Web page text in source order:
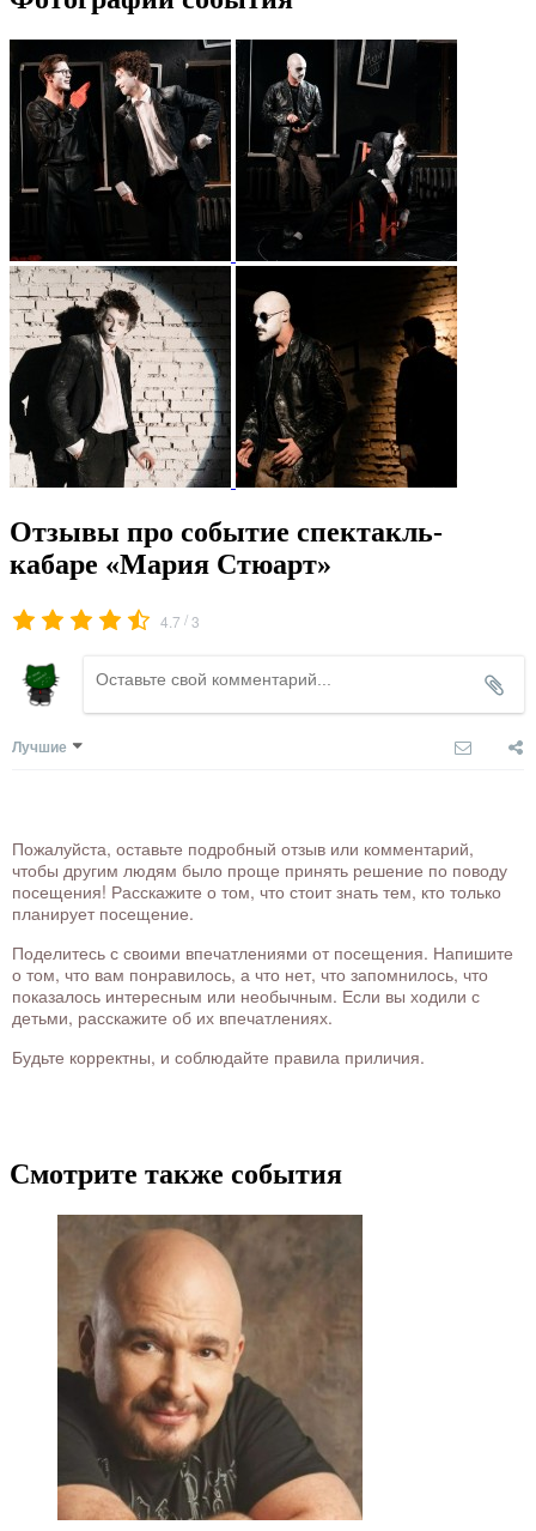
Отзывы про событие спектакль-
кабаре «Мария Стюарт»
4.7 /3
Лучшие
Пожалуйста, оставьте подробный отзыв или комментарий,
чтобы другим людям было проще принять решение по поводу
посещения! Расскажите о том, что стоит знать тем, кто только
планирует посещение.
Поделитесь с своими впечатлениями от посещения. Напишите
о том, что вам понравилось, а что нет, что запомнилось, что
показалось интересным или необычным. Если вы ходили с
детьми, расскажите об их впечатлениях.
Будьте корректны, и соблюдайте правила приличия.
Смотрите также события